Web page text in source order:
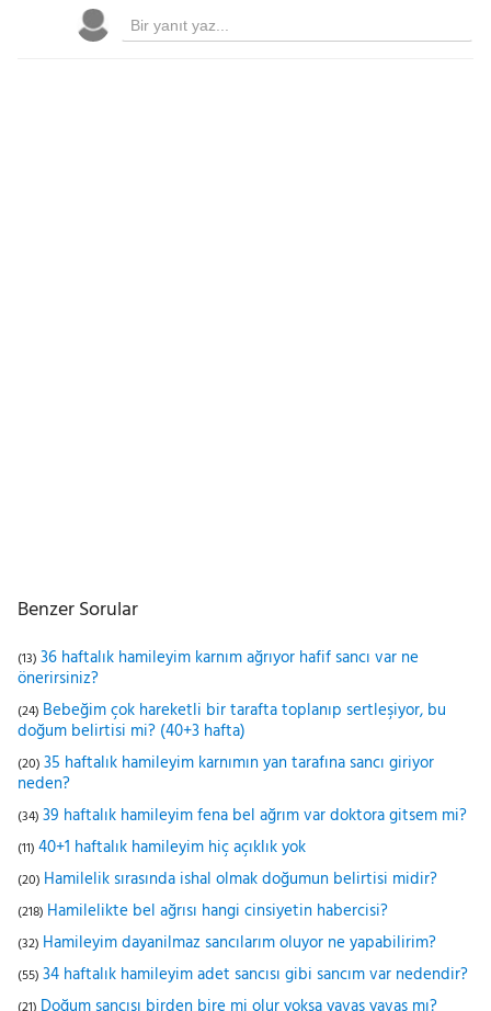
Benzer Sorular
(13) 36 haftalık hamileyim karnım ağrıyor hafif sancı var ne
önerirsiniz?
(24) Bebeğim çok hareketli bir tarafta toplanıp sertleşiyor, bu
doğum belirtisi mi? (40+3 hafta)
(20) 35 haftalık hamileyim karnımın yan tarafına sancı giriyor
neden?
(34) 39 haftalık hamileyim fena bel ağrım var doktora gitsem mi?
(11) 40+1 haftalık hamileyim hiç açıklık yok
(20) Hamilelik sırasında ishal olmak doğumun belirtisi midir?
(218) Hamilelikte bel ağrısı hangi cinsiyetin habercisi?
(32) Hamileyim dayanilmaz sancılarım oluyor ne yapabilirim?
(55) 34 haftalık hamileyim adet sancısı gibi sancım var nedendir?